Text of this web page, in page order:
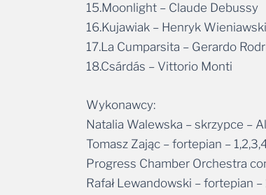
15.Moonlight – Claude Debussy
16.Kujawiak – Henryk Wieniawski
17.La Cumparsita – Gerardo
18.Csárdás – Vittorio Monti
Wykonawcy:
Natalia Walewska – skrzypce –
Tomasz Zając – fortepian –
Progress Chamber Orchestra
Rafał Lewandowski – fortepian –